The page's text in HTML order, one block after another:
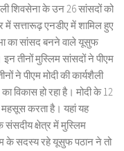
शिवसेना के उन 26 सांसदों को
सत्तारूढ़ एनडीए में शामिल हुए
का सांसद बनने वाले यूसुफ
तीनों मुस्लिम सांसदों ने पीएम
ने पीएम मोदी की कार्यशैली
विकास हो रहा है। मोदी के 12
महसूस करता है। यहां यह
संसदीय क्षेत्र में मुस्लिम
के सदस्य रहे यूसुफ पठान ने तो